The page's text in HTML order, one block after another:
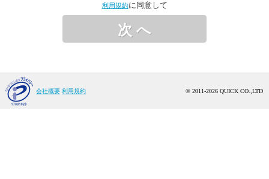
利用規約に同意して
次 へ
© 2011-2026 QUICK CO.,LTD
会社概要 利用規約